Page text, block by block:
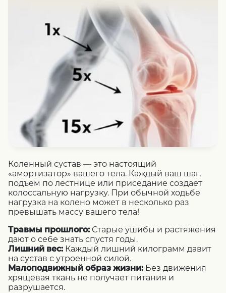
Коленный сустав — это настоящий
«амортизатор» вашего тела. Каждый ваш шаг,
подъем по лестнице или приседание создает
колоссальную нагрузку. При обычной ходьбе
нагрузка на колено может в несколько раз
превышать массу вашего тела!
Травмы прошлого: Старые ушибы и растяжения
дают о себе знать спустя годы.
Лишний вес: Каждый лишний килограмм давит
на сустав с утроенной силой.
Малоподвижный образ жизни: Без движения
хрящевая ткань не получает питания и
разрушается.